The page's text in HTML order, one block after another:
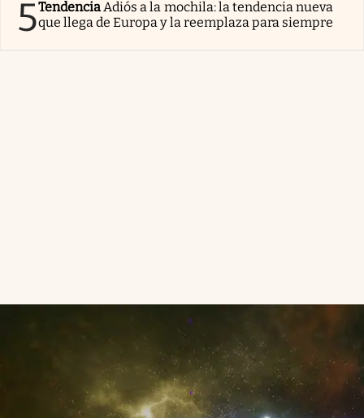
5TendenciaAdiós a la mochila: la tendencia nueva
que llega de Europa y la reemplaza para siempre